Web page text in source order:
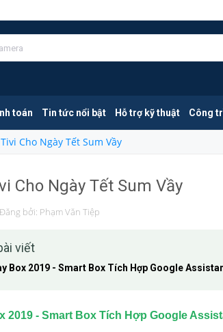
toán Tin tức nổi bật Hỗ trợ kỹ thuật Công
Cho Ngày Tết Sum Vầy
Cho Ngày Tết Sum Vầy
Đăng bởi: Phạm Văn Tiệp
viết
Box 2019 - Smart Box Tích Hợp Google
2019 - Smart Box Tích Hợp Google